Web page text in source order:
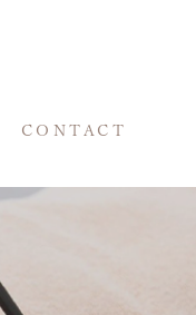
CONTACT